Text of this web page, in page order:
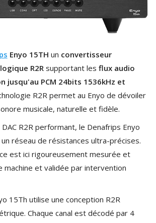
Enyo 15TH un convertisseur
R2R supportant les flux audio
jusqu'au PCM 24bits 1536kHz et
R2R permet au Enyo de dévoiler
musicale, naturelle et fidèle.
R2R performant, le Denafrips Enyo
réseau de résistances ultra-précises.
est ici rigoureusement mesurée et
machine et validée par intervention
15Th utilise une conception R2R
Chaque canal est décodé par 4